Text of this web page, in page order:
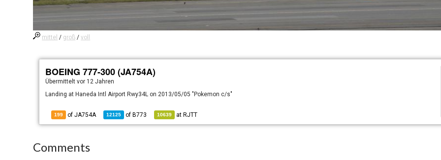
mittel / groß /voll
BOEING 777-300 (JA754A)
Übermitteltvor 12 Jahren
Landing at Haneda Intl Airport Rwy34L on 2013/05/05 "Pokemon c/s"
199 of JA754A 12125 of B773 10639 at RJTT
Comments